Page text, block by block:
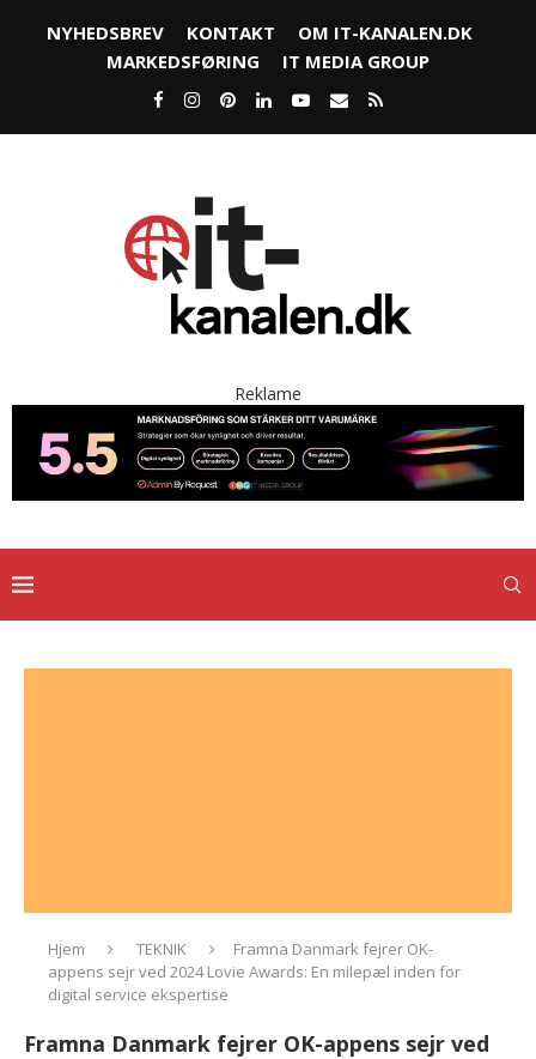
NYHEDSBREV KONTAKT
OM IT-KANALEN.DK
MARKEDSFØRING
IT MEDIA GROUP
Reklame
Hjem TEKNIK
Framna Danmark fejrer OK-
appens sejr ved 2024 Lovie Awards: En milepæl inden for
digital service ekspertise
Framna Danmark fejrer OK-appens sejr ved